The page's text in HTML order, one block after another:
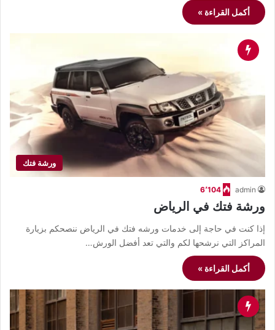
أكمل القراءة »
ورشة فتك
admin 6٬104
ورشة فتك في الرياض
إذا كنت في حاجة إلى خدمات ورشه فتك في الرياض ننصحكم بزيارة
المراكز التي نرشحها لكم والتي تعد أفضل الورش…
أكمل القراءة »